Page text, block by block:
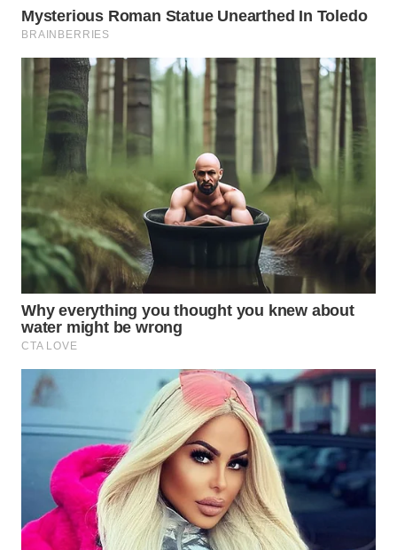
WN
INDRAMAYU
WN
KUNINGAN
WN
MAJALENGKA
WN
SUBANG
WN
SUKABUMI
WN
WN
PRIANGAN
TIMUR
WN
SEMARANG